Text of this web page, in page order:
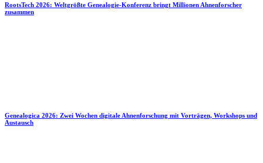
RootsTech 2026: Weltgrößte Genealogie-Konferenz bringt Millionen Ahnenforscher
zusammen
Genealogica 2026: Zwei Wochen digitale Ahnenforschung mit Vorträgen, Workshops und
Austausch